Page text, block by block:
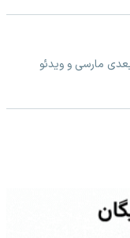
مارسی و ویدئو